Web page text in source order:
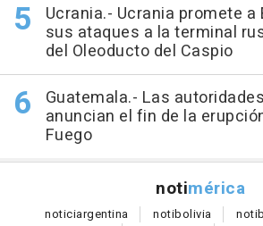
Ucrania.- Ucrania promete a
sus ataques a la terminal
del Oleoducto del Caspio
Guatemala.- Las
anuncian el fin de la
Fuego
notimérica
noticiargentina notibolivia noti